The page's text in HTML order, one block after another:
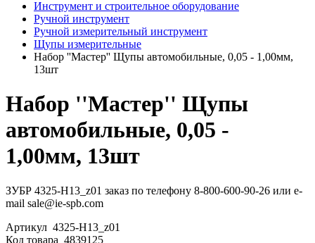
Инструмент и строительное оборудование
Ручной инструмент
Ручной измерительный инструмент
Щупы измерительные
Набор ''Мастер'' Щупы автомобильные, 0,05 - 1,00мм,
13шт
Набор ''Мастер'' Щупы
автомобильные, 0,05 -
1,00мм, 13шт
ЗУБР 4325-H13_z01 заказ по телефону 8-800-600-90-26 или e-
mail sale@ie-spb.com
Артикул 4325-H13_z01
Код товара 4839125